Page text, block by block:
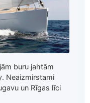
buru jahtām
Neaizmirstami
un Rīgas līci